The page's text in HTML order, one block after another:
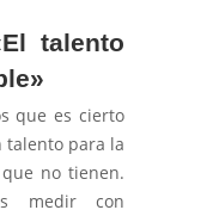
talento
que es cierto
talento para la
no tienen.
medir con